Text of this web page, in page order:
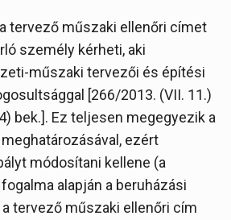
tervező műszaki ellenőri címet
személy kérheti, aki
műszaki tervezői és építési
[266/2013. (VII. 11.)
bek.]. Ez teljesen megegyezik a
ezért
módosítani kellene (a
alapján a beruházási
tervező műszaki ellenőri cím